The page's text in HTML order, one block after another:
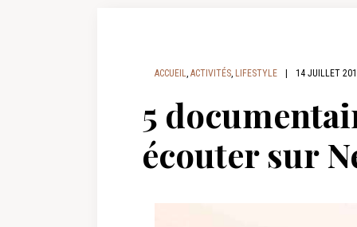
ACCUEIL, ACTIVITÉS, LIFESTYLE 14 JUILLET
5
écouter sur